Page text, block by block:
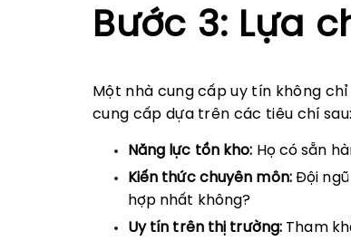
Bước 3: Lựa
Một nhà cung cấp uy tín không
cung cấp dựa trên các tiêu chí sau:
Năng lực tồn kho: Họ có sẵn
Kiến thức chuyên môn:Đội ngũ
hợp nhất không?
Uy tín trên thị trường: Tham